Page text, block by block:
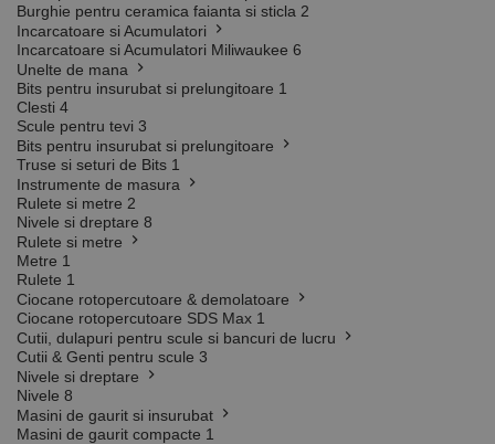
Burghie pentru ceramica faianta si sticla 2
Incarcatoare si Acumulatori
Incarcatoare si Acumulatori Miliwaukee 6
Unelte de mana
Bits pentru insurubat si prelungitoare 1
Clesti 4
Scule pentru tevi 3
Bits pentru insurubat si prelungitoare
Truse si seturi de Bits 1
Instrumente de masura
Rulete si metre 2
Nivele si dreptare 8
Rulete si metre
Metre 1
Rulete 1
Ciocane rotopercutoare & demolatoare
Ciocane rotopercutoare SDS Max 1
Cutii, dulapuri pentru scule si bancuri de lucru
Cutii & Genti pentru scule 3
Nivele si dreptare
Nivele 8
Masini de gaurit si insurubat
Masini de gaurit compacte 1